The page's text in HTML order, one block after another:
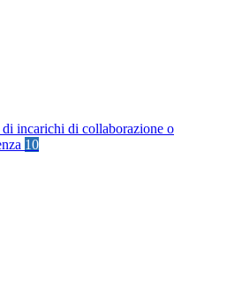
incarichi di collaborazione o
10